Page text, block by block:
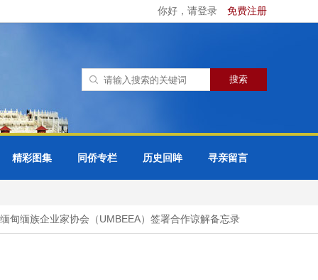
你好，请登录 免费注册
精彩图集 同侨专栏 历史回眸 寻亲留言
缅族企业家协会（UMBEEA）签署合作谅解备忘录